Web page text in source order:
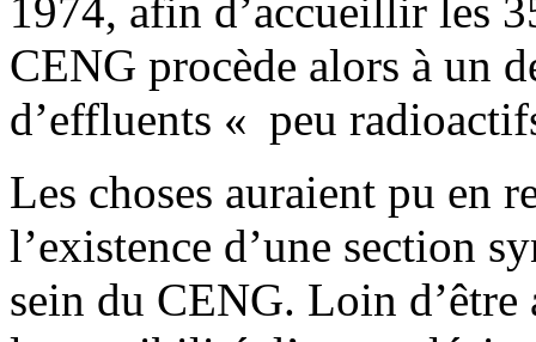
1974, afin d’accueillir les
CENG procède alors à un
d’effluents « peu
Les choses auraient pu en
l’existence d’une section
sein du CENG. Loin